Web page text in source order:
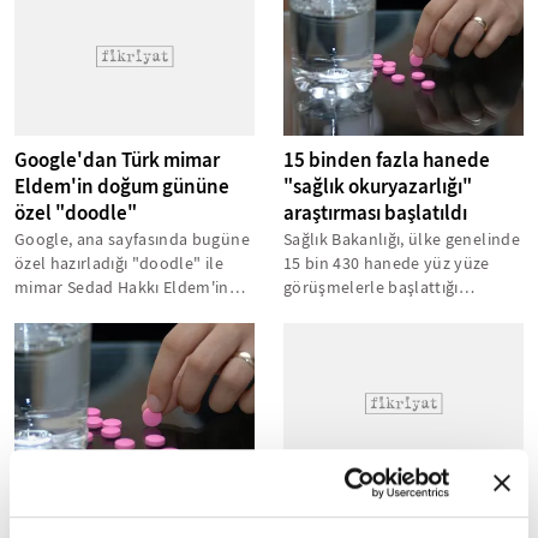
Google'dan Türk mimar
Eldem'in doğum gününe
özel "doodle"
Google, ana sayfasında bugüne
özel hazırladığı "doodle" ile
mimar Sedad Hakkı Eldem'in
15 binden fazla hanede
"sağlık okuryazarlığı"
araştırması başlatıldı
Sağlık Bakanlığı, ülke genelinde
15 bin 430 hanede yüz yüze
görüşmelerle başlattığı
Google'dan Öğretmenler